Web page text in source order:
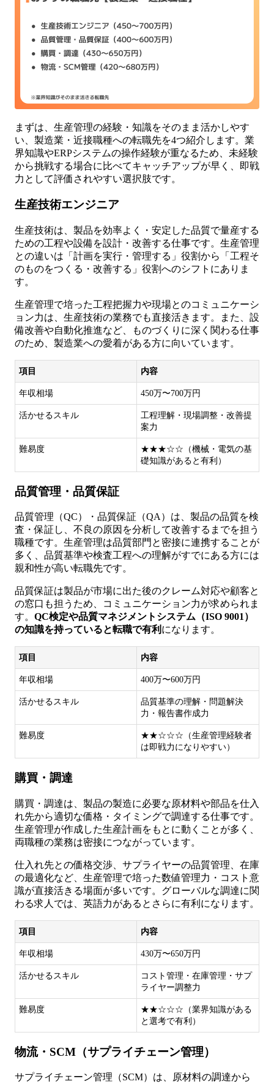
まずは、生産管理の経験・知識をそのまま活かしやす
い、製造業・近接職種への転職先を4つ紹介します。業
界知識やERPシステムの操作経験が重なるため、未経験
から挑戦する場合に比べてキャッチアップが早く、即戦
力として評価されやすい選択肢です。
生産技術エンジニア
生産技術は、製品を効率よく・安定した品質で量産する
ための工程や設備を設計・改善する仕事です。生産管理
との違いは「計画を実行・管理する」役割から「工程そ
のものをつくる・改善する」役割へのシフトにありま
す。
生産管理で培った工程把握力や現場とのコミュニケーシ
ョン力は、生産技術の業務でも直接活きます。また、設
備改善や自動化推進など、ものづくりに深く関わる仕事
のため、製造業への愛着がある方に向いています。
項目 内容
年収相場 450万〜700万円
活かせるスキル
工程理解・現場調整・改善提
案力
難易度
★★★☆☆（機械・電気の基
礎知識があると有利）
品質管理・品質保証
品質管理（QC）・品質保証（QA）は、製品の品質を検
査・保証し、不良の原因を分析して改善するまでを担う
職種です。生産管理は品質部門と密接に連携することが
多く、品質基準や検査工程への理解がすでにある方には
親和性が高い転職先です。
品質保証は製品が市場に出た後のクレーム対応や顧客と
の窓口も担うため、コミュニケーション力が求められま
す。 QC検定や品質マネジメントシステム（ISO 9001）
の知識を持っていると転職で有利 になります。
項目 内容
年収相場 400万〜600万円
活かせるスキル
品質基準の理解・問題解決
力・報告書作成力
難易度
★★☆☆☆（生産管理経験者
は即戦力になりやすい）
購買・調達
購買・調達は、製品の製造に必要な原材料や部品を仕入
れ先から適切な価格・タイミングで調達する仕事です。
生産管理が作成した生産計画をもとに動くことが多く、
両職種の業務は密接につながっています。
仕入れ先との価格交渉、サプライヤーの品質管理、在庫
の最適化など、生産管理で培った数値管理力・コスト意
識が直接活きる場面が多いです。グローバルな調達に関
わる求人では、英語力があるとさらに有利になります。
項目 内容
年収相場 430万〜650万円
活かせるスキル
コスト管理・在庫管理・サプ
ライヤー調整力
難易度
★★☆☆☆（業界知識がある
と選考で有利）
物流・SCM（サプライチェーン管理）
サプライチェーン管理（SCM）は、原材料の調達から